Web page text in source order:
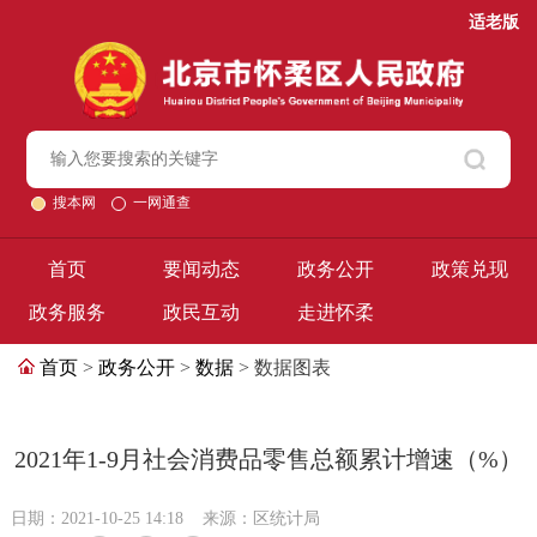
适老版
搜本网 一网通查
首页 要闻动态 政务公开 政策兑现
政务服务 政民互动 走进怀柔
首页 > 政务公开 > 数据 > 数据图表
2021年1-9月社会消费品零售总额累计增速（%）
日期：2021-10-25 14:18 来源：区统计局